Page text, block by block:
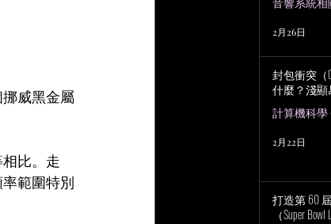
威黑金屬
比。走
範圍特別
2月26日
封包衝突（
什麼？淺
計算機科學
2月22日
打造第 60
（Super